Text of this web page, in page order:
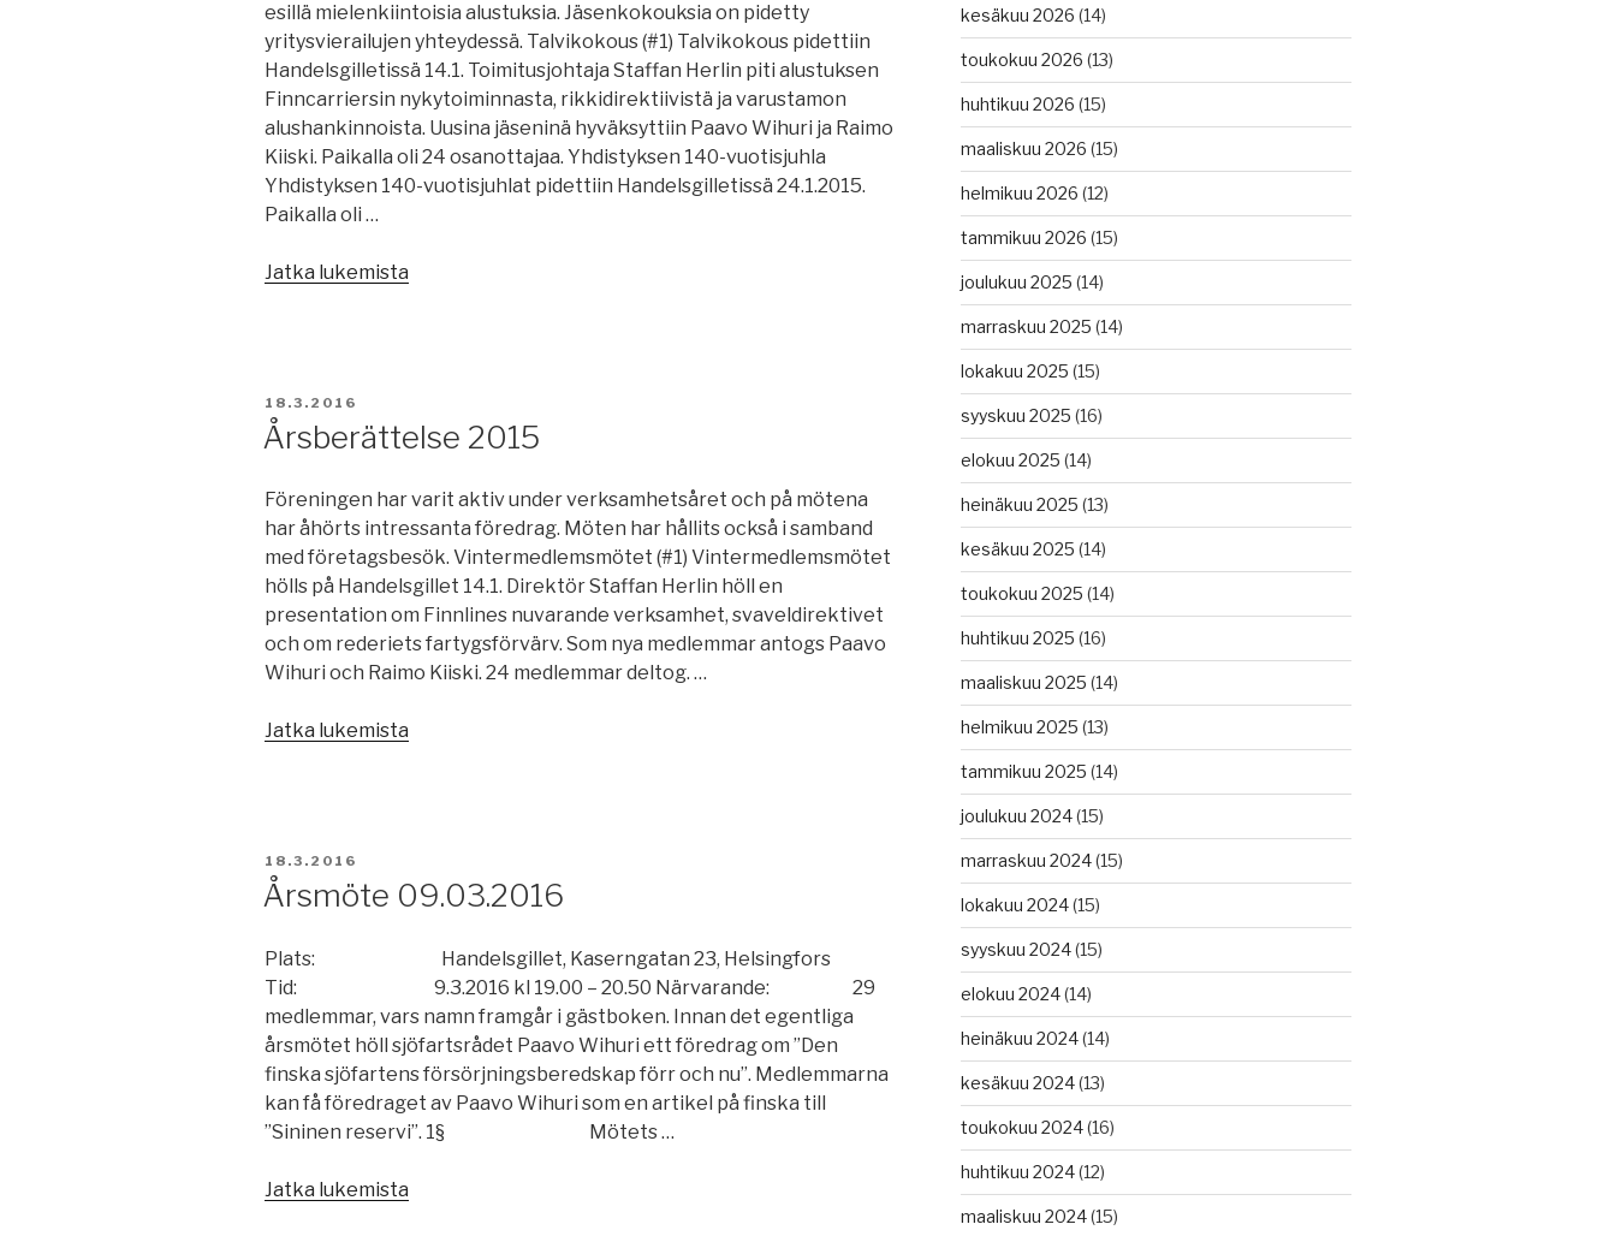
esillä mielenkiintoisia alustuksia. Jäsenkokouksia on pidetty
yritysvierailujen yhteydessä. Talvikokous (#1) Talvikokous pidettiin
Handelsgilletissä 14.1. Toimitusjohtaja Staffan Herlin piti alustuksen
Finncarriersin nykytoiminnasta, rikkidirektiivistä ja varustamon
alushankinnoista. Uusina jäseninä hyväksyttiin Paavo Wihuri ja Raimo
Kiiski. Paikalla oli 24 osanottajaa. Yhdistyksen 140-vuotisjuhla
Yhdistyksen 140-vuotisjuhlat pidettiin Handelsgilletissä 24.1.2015.
Paikalla oli …
Jatka lukemista
JULKAISTU
18.3.2016
Årsberättelse 2015
Föreningen har varit aktiv under verksamhetsåret och på mötena
har åhörts intressanta föredrag. Möten har hållits också i samband
med företagsbesök. Vintermedlemsmötet (#1) Vintermedlemsmötet
hölls på Handelsgillet 14.1. Direktör Staffan Herlin höll en
presentation om Finnlines nuvarande verksamhet, svaveldirektivet
och om rederiets fartygsförvärv. Som nya medlemmar antogs Paavo
Wihuri och Raimo Kiiski. 24 medlemmar deltog. …
Jatka lukemista
JULKAISTU
18.3.2016
Årsmöte 09.03.2016
Plats: Handelsgillet, Kaserngatan 23, Helsingfors
Tid: 9.3.2016 kl 19.00 – 20.50 Närvarande: 29
medlemmar, vars namn framgår i gästboken. Innan det egentliga
årsmötet höll sjöfartsrådet Paavo Wihuri ett föredrag om ”Den
finska sjöfartens försörjningsberedskap förr och nu”. Medlemmarna
kan få föredraget av Paavo Wihuri som en artikel på finska till
”Sininen reservi”. 1§ Mötets …
Jatka lukemista
kesäkuu 2026 (14)
toukokuu 2026 (13)
huhtikuu 2026 (15)
maaliskuu 2026 (15)
helmikuu 2026 (12)
tammikuu 2026 (15)
joulukuu 2025 (14)
marraskuu 2025 (14)
lokakuu 2025 (15)
syyskuu 2025 (16)
elokuu 2025 (14)
heinäkuu 2025 (13)
kesäkuu 2025 (14)
toukokuu 2025 (14)
huhtikuu 2025 (16)
maaliskuu 2025 (14)
helmikuu 2025 (13)
tammikuu 2025 (14)
joulukuu 2024(15)
marraskuu 2024(15)
lokakuu 2024(15)
syyskuu 2024(15)
elokuu 2024(14)
heinäkuu 2024(14)
kesäkuu 2024(13)
toukokuu 2024(16)
huhtikuu 2024(12)
maaliskuu 2024(15)